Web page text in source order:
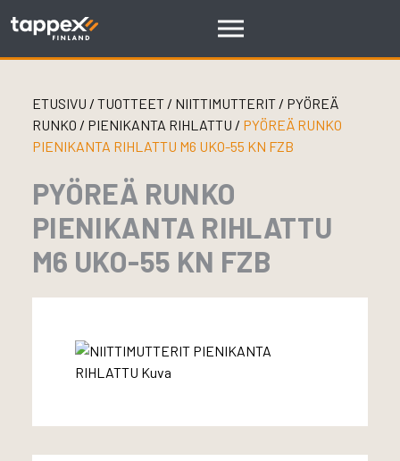
ETUSIVU / TUOTTEET/ NIITTIMUTTERIT / PYÖREÄ
RUNKO / PIENIKANTA RIHLATTU / PYÖREÄ RUNKO
PIENIKANTA RIHLATTU M6 UKO-55 KN FZB
PYÖREÄ RUNKO
PIENIKANTA RIHLATTU
M6 UKO-55 KN FZB